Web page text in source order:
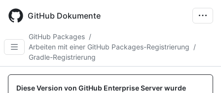
main
GitHub Dokumente
GitHub Packages /
Arbeiten mit einer GitHub Packages-Registrierung /
Gradle-Registrierung
Diese Version von GitHub Enterprise Server wurde